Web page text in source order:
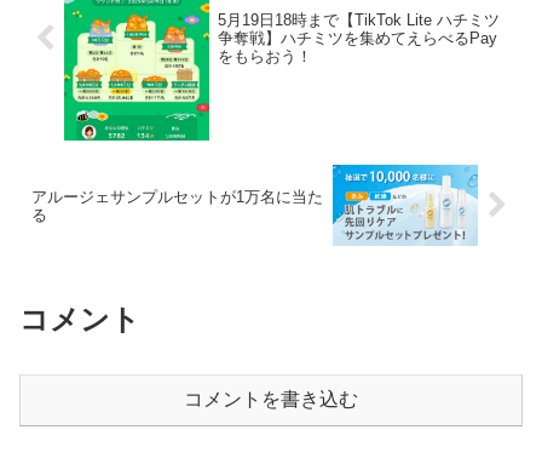
5月19日18時まで【TikTok Lite ハチミツ
争奪戦】ハチミツを集めてえらべるPay
をもらおう！
アルージェサンプルセットが1万名に当た
る
コメント
コメントを書き込む